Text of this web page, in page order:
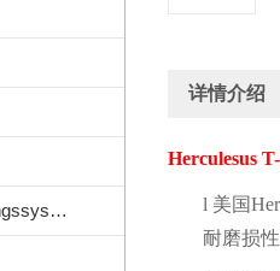
HME GmbH Dichtungssysteme
详情介绍
Herculesus
l 美国
耐磨损